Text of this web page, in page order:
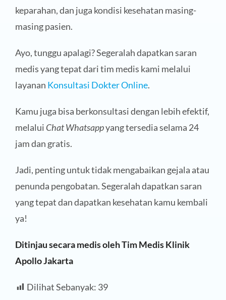
keparahan, dan juga kondisi kesehatan masing-
masing pasien.
Ayo, tunggu apalagi? Segeralah dapatkan saran
medis yang tepat dari tim medis kami melalui
layanan Konsultasi Dokter Online.
Kamu juga bisa berkonsultasi dengan lebih efektif,
melalui Chat Whatsappyang tersedia selama 24
jam dan gratis.
Jadi, penting untuk tidak mengabaikan gejala atau
penunda pengobatan. Segeralah dapatkan saran
yang tepat dan dapatkan kesehatan kamu kembali
ya!
Ditinjau secara medis oleh Tim Medis Klinik
Apollo Jakarta
Dilihat Sebanyak: 39